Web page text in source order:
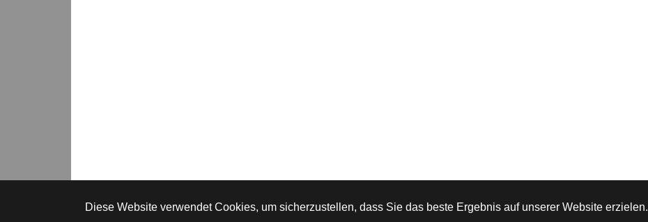
Diese Website verwendet Cookies, um sicherzustellen, dass Sie das beste Ergebnis auf unserer Website erzielen.